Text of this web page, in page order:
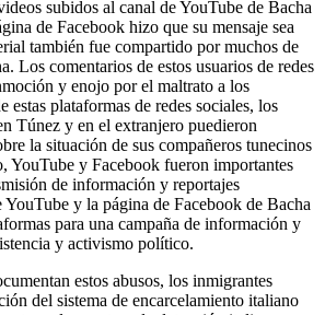
subidos al canal de YouTube de Bacha
de Facebook hizo que su mensaje sea
también fue compartido por muchos de
Los comentarios de estos usuarios de redes
y enojo por el maltrato a los
estas plataformas de redes sociales, los
Túnez y en el extranjero puedieron
la situación de sus compañeros tunecinos
YouTube y Facebook fueron importantes
de información y reportajes
y la página de Facebook de Bacha
para una campaña de información y
y activismo político.
estos abusos, los inmigrantes
del sistema de encarcelamiento italiano